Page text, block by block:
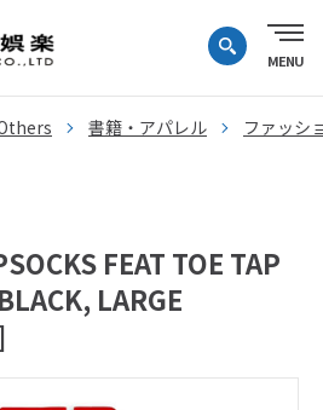
書籍・アパレル ファッシ
FEAT TOE TAP
LARGE